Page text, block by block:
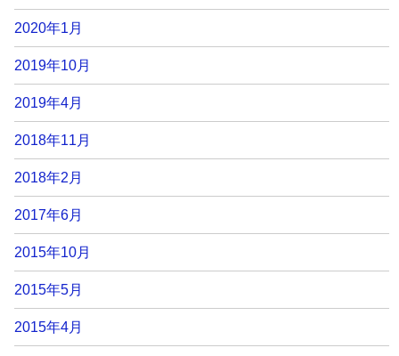
2020年1月
2019年10月
2019年4月
2018年11月
2018年2月
2017年6月
2015年10月
2015年5月
2015年4月